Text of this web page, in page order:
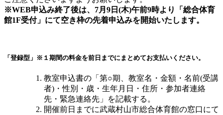
※WEB申込み終了後は、7月9日(木)午前9時より「総合体育
館1F受付」にて空き枠の先着申込みを開始いたします。
「登録型」 ※１期間の料金を前日までにまとめてお支払いください。
教室申込書の「第○期、教室名・金額・名前(受講
者)・性別・歳・生年月日・住所・参加者連絡
先・緊急連絡先」を記載する。
開催前日までに武蔵村山市総合体育館の窓口にて